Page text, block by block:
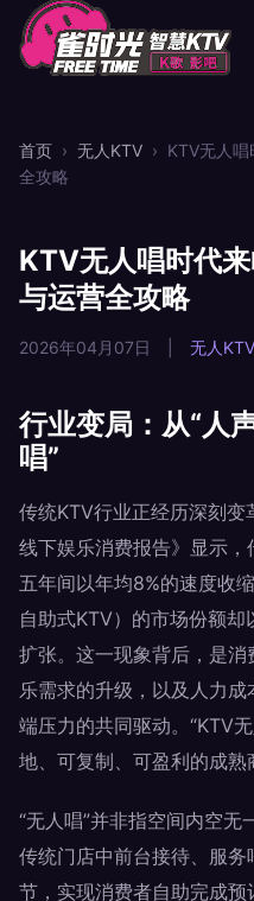
首页 › 无人KTV › KTV无人
全攻略
KTV无人唱时代
与运营全攻略
2026年04月07日 无人KTV
行业变局：从“人
唱”
传统KTV行业正经历深刻
线下娱乐消费报告》显示
五年间以年均8%的速度收
自助式KTV）的市场份额
扩张。这一现象背后，是
乐需求的升级，以及人力
端压力的共同驱动。“KTV
地、可复制、可盈利的成熟
“无人唱”并非指空间内空
传统门店中前台接待、服
节，实现消费者自助完成